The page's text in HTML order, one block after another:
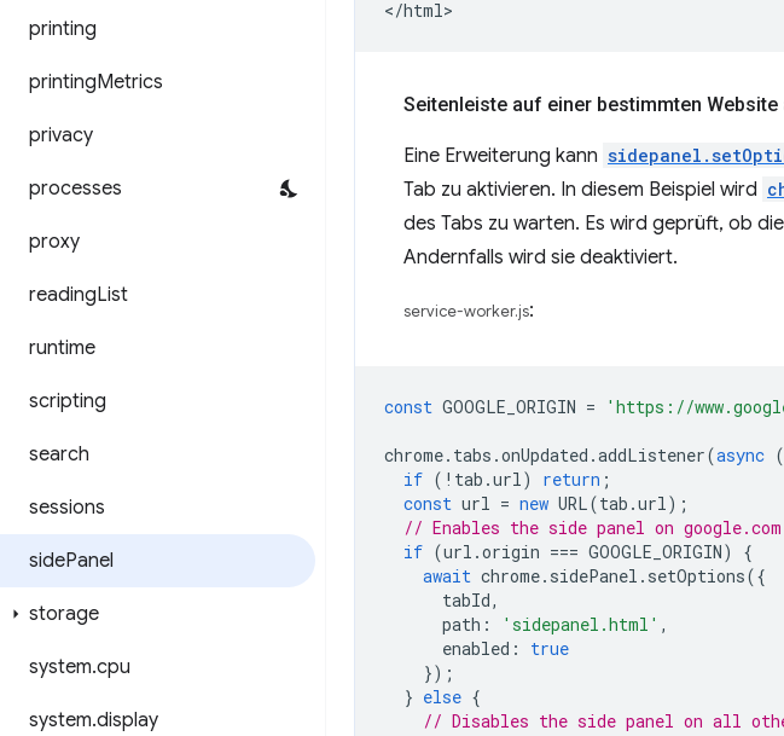
printing
printingMetrics
privacy
processes
proxy
readingList
runtime
scripting
search
sessions
sidePanel
storage
system.cpu
system.display
Seitenleiste auf einer bestimmten Website
Eine Erweiterung kann
Tab zu aktivieren. In diesem Beispiel wird
des Tabs zu warten. Es wird geprüft, ob die
Andernfalls wird sie deaktiviert.
service-worker.js:
const GOOGLE_ORIGIN = 'https://
chrome. tabs .onUpdated .addListener(async (
if ( ! tab .url) return ;
const url = new URL(tab .url);
// Enables the side panel on google.com
if (url .origin === GOOGLE_ORIGIN)
{
await chrome. sidePanel . setOptions({
tabId,
path : 'sidepanel.html' ,
enabled :
true
});
} else {
// Disables the side panel on all